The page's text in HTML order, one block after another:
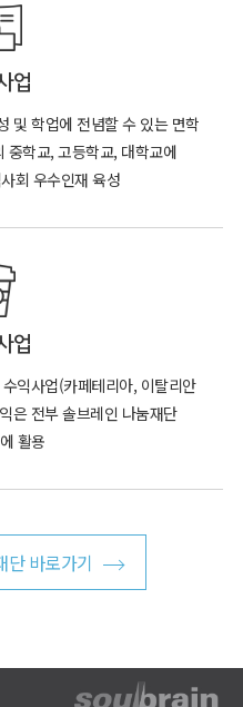
업
및 학업에 전념할 수 있는 면학
중학교, 고등학교, 대학교에
회 우수인재 육성
업
익사업(카페테리아, 이탈리안
은 전부 솔브레인 나눔재단
활용
단 바로가기